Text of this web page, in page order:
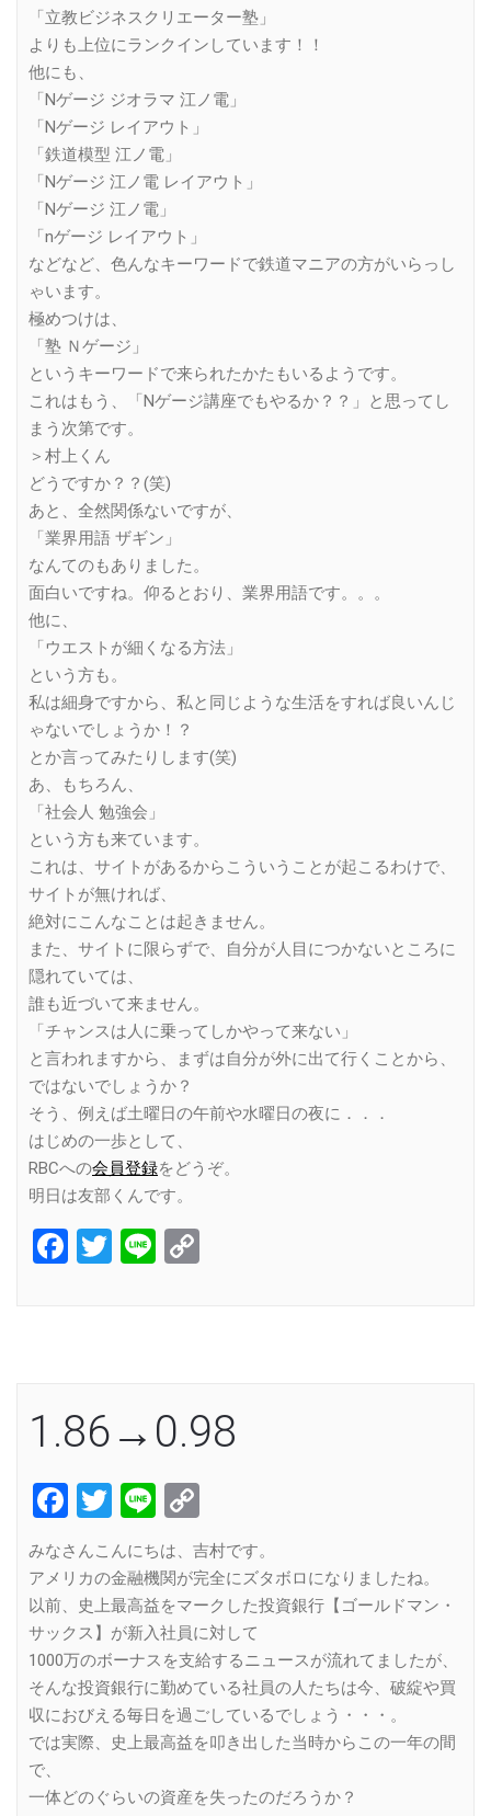
「立教ビジネスクリエーター塾」
よりも上位にランクインしています！！
他にも、
「Nゲージ ジオラマ 江ノ電」
「Nゲージ レイアウト」
「鉄道模型 江ノ電」
「Nゲージ 江ノ電 レイアウト」
「Nゲージ 江ノ電」
「nゲージ レイアウト」
などなど、色んなキーワードで鉄道マニアの方がいらっし
ゃいます。
極めつけは、
「塾 Ｎゲージ」
というキーワードで来られたかたもいるようです。
これはもう、「Nゲージ講座でもやるか？？」と思ってし
まう次第です。
＞村上くん
どうですか？？(笑)
あと、全然関係ないですが、
「業界用語 ザギン」
なんてのもありました。
面白いですね。仰るとおり、業界用語です。。。
他に、
「ウエストが細くなる方法」
という方も。
私は細身ですから、私と同じような生活をすれば良いんじ
ゃないでしょうか！？
とか言ってみたりします(笑)
あ、もちろん、
「社会人 勉強会」
という方も来ています。
これは、サイトがあるからこういうことが起こるわけで、
サイトが無ければ、
絶対にこんなことは起きません。
また、サイトに限らずで、自分が人目につかないところに
隠れていては、
誰も近づいて来ません。
「チャンスは人に乗ってしかやって来ない」
と言われますから、まずは自分が外に出て行くことから、
ではないでしょうか？
そう、例えば土曜日の午前や水曜日の夜に．．．
はじめの一歩として、
RBCへの会員登録をどうぞ。
明日は友部くんです。
Facebook
Twitter
Line
1.86→0.98
Facebook
Twitter
Line
Link
みなさんこんにちは、吉村です。
アメリカの金融機関が完全にズタボロになりましたね。
以前、史上最高益をマークした投資銀行【ゴールドマン・
サックス】が新入社員に対して
1000万のボーナスを支給するニュースが流れてましたが、
そんな投資銀行に勤めている社員の人たちは今、破綻や買
収におびえる毎日を過ごしているでしょう・・・。
では実際、史上最高益を叩き出した当時からこの一年の間
で、
一体どのぐらいの資産を失ったのだろうか？